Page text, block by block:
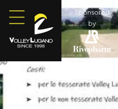
Sponsored
by